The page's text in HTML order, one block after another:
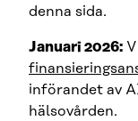
denna sida.
Januari 2026:
införandet av
hälsovården.